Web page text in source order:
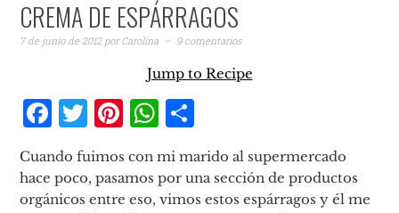
CREMA DE ESPÁRRAGOS
7 de junio de 2012porCarolina 9 comentarios
Jump to Recipe
Facebook
Twitter
Pinterest
WhatsApp
Cuando fuimos con mi marido al supermercado
hace poco, pasamos por una sección de productos
orgánicos entre eso, vimos estos espárragos y él me